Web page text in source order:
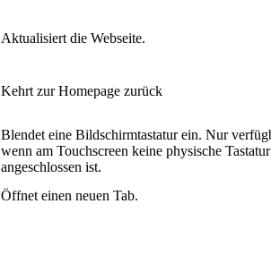
Aktualisiert die Webseite.
Kehrt zur Homepage zurück
Blendet eine Bildschirmtastatur ein. Nur
wenn am Touchscreen keine physische Tastatur
angeschlossen ist.
Öffnet einen neuen Tab.